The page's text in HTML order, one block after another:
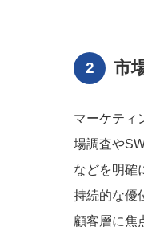
市
マーケティ
場調査や
などを明確
持続的な優
顧客層に焦